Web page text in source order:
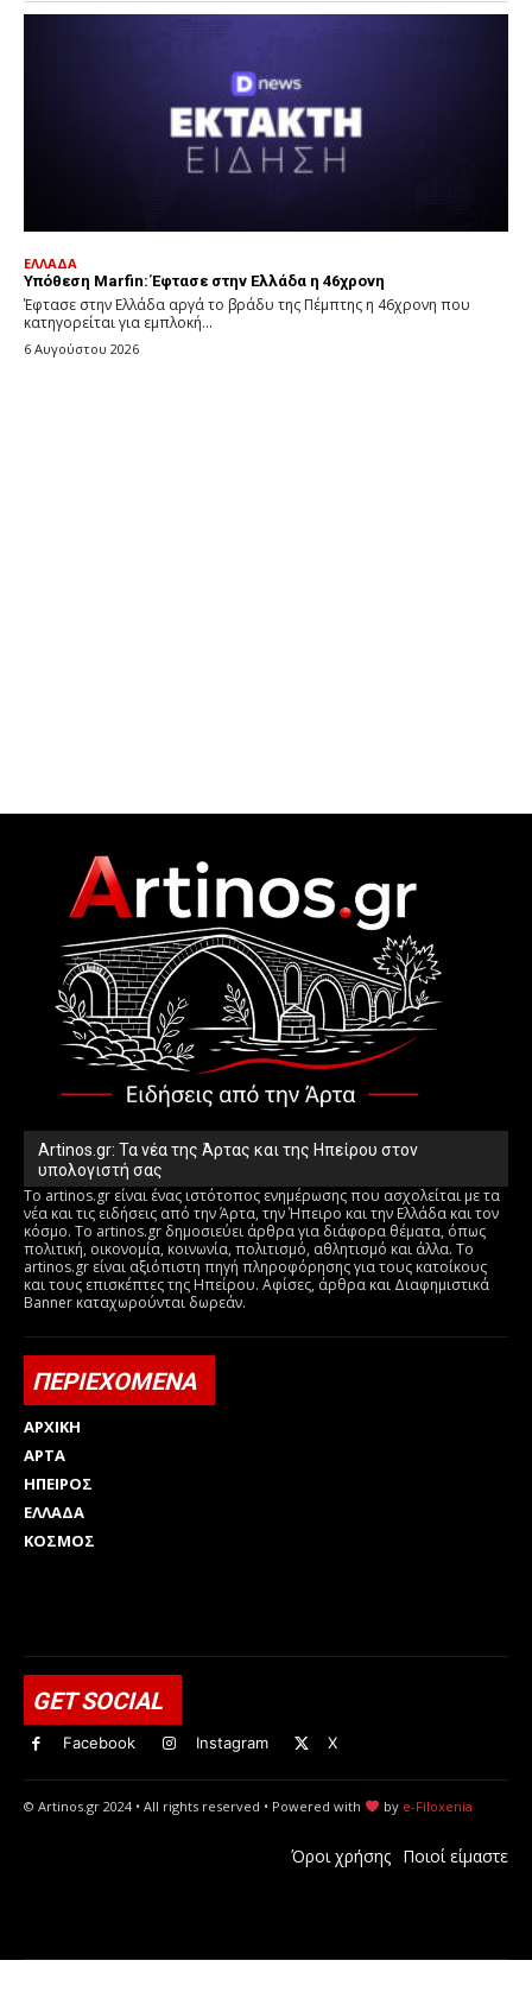
Artinos.gr: Τα νέα της Άρτας και της Ηπείρου στον
υπολογιστή σας
Το artinos.gr είναι ένας ιστότοπος ενημέρωσης που ασχολείται με τα
νέα και τις ειδήσεις από την Άρτα, την Ήπειρο και την Ελλάδα και τον
κόσμο. Το artinos.gr δημοσιεύει άρθρα για διάφορα θέματα, όπως
πολιτική, οικονομία, κοινωνία, πολιτισμό, αθλητισμό και άλλα. Το
artinos.gr είναι αξιόπιστη πηγή πληροφόρησης για τους κατοίκους
και τους επισκέπτες της Ηπείρου. Αφίσες, άρθρα και Διαφημιστικά
Banner καταχωρούνται δωρεάν.
ΠΕΡΙΕΧΟΜΕΝΑ
ΑΡΧΙΚΗ
ΑΡΤΑ
ΗΠΕΙΡΟΣ
ΕΛΛΑΔΑ
ΚΟΣΜΟΣ
GET SOCIAL
Facebook Instagram X
© Artinos.gr 2024 • All rights reserved • Powered with by e-Filoxenia
Όροι χρήσης Ποιοί είμαστε